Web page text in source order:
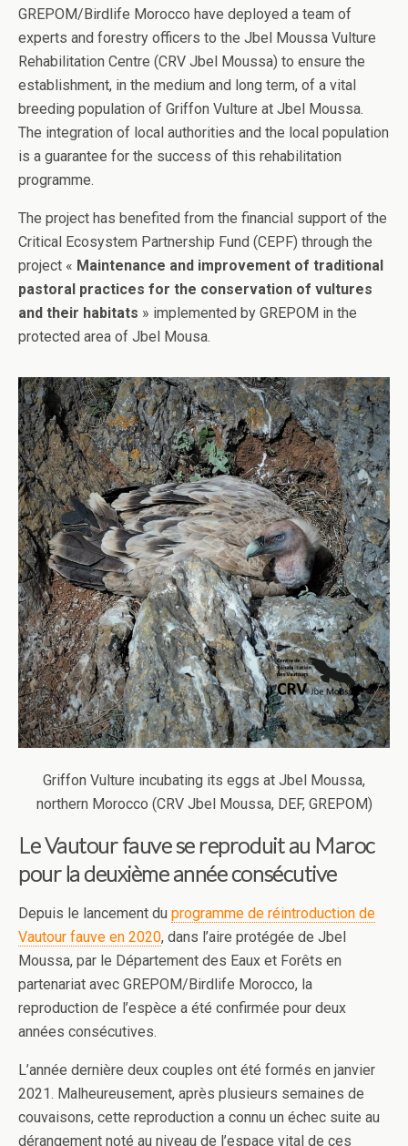
GREPOM/Birdlife Morocco have deployed a team of
experts and forestry officers to the Jbel Moussa Vulture
Rehabilitation Centre (CRV Jbel Moussa) to ensure the
establishment, in the medium and long term, of a vital
breeding population of Griffon Vulture at Jbel Moussa.
The integration of local authorities and the local population
is a guarantee for the success of this rehabilitation
programme.
The project has benefited from the financial support of the
Critical Ecosystem Partnership Fund (CEPF) through the
project « Maintenance and improvement of traditional
pastoral practices for the conservation of vultures
and their habitats » implemented by GREPOM in the
protected area of Jbel Mousa.
Griffon Vulture incubating its eggs at Jbel Moussa,
northern Morocco (CRV Jbel Moussa, DEF, GREPOM)
Le Vautour fauve se reproduit au Maroc
pour la deuxième année consécutive
Depuis le lancement du programme de réintroduction de
Vautour fauve en 2020, dans l’aire protégée de Jbel
Moussa, par le Département des Eaux et Forêts en
partenariat avec GREPOM/Birdlife Morocco, la
reproduction de l’espèce a été confirmée pour deux
années consécutives.
L’année dernière deux couples ont été formés en janvier
2021. Malheureusement, après plusieurs semaines de
couvaisons, cette reproduction a connu un échec suite au
dérangement noté au niveau de l’espace vital de ces